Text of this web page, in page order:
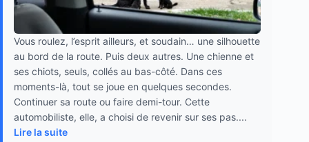
Vous roulez, l’esprit ailleurs, et soudain… une silhouette
au bord de la route. Puis deux autres. Une chienne et
ses chiots, seuls, collés au bas-côté. Dans ces
moments-là, tout se joue en quelques secondes.
Continuer sa route ou faire demi-tour. Cette
automobiliste, elle, a choisi de revenir sur ses pas....
Lire la suite